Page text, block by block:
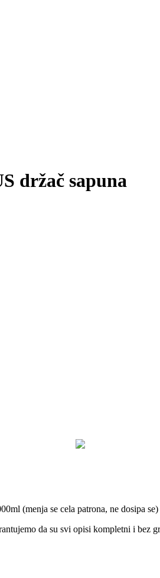
držač sapuna
(menja se cela patrona, ne dosipa se)
da su svi opisi kompletni i bez